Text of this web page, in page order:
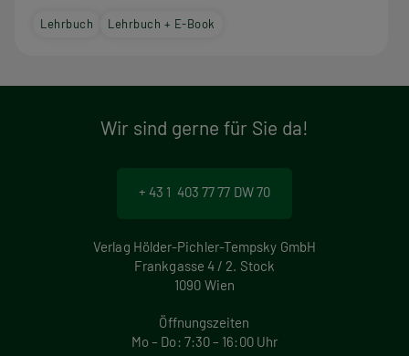
Lehrbuch Lehrbuch + E-Book
Wir sind gerne für Sie da!
+ 43 1 403 77 77 DW 70
Verlag Hölder-Pichler-Tempsky GmbH
Frankgasse 4 / 2. Stock
1090 Wien
Öffnungszeiten
Mo – Do: 7:30 – 16:00 Uhr